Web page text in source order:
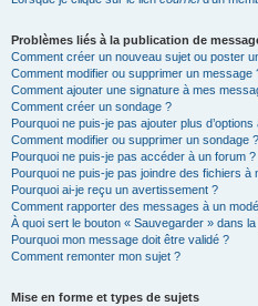
Problèmes liés à la publication de
Comment créer un nouveau sujet ou poster
Comment modifier ou supprimer un message
Comment ajouter une signature à mes
Comment créer un sondage ?
Pourquoi ne puis-je pas ajouter plus
Comment modifier ou supprimer un sondage ?
Pourquoi ne puis-je pas accéder à un forum ?
Pourquoi ne puis-je pas joindre des fichiers à
Pourquoi ai-je reçu un avertissement ?
Comment rapporter des messages à un
À quoi sert le bouton « Sauvegarder » dans
Pourquoi mon message doit être validé ?
Comment remonter mon sujet ?
Mise en forme et types de sujets